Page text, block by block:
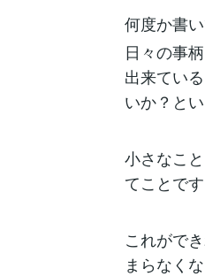
何度か書
日々の事
出来てい
いか？と
小さなこ
てことで
これがで
まらなく